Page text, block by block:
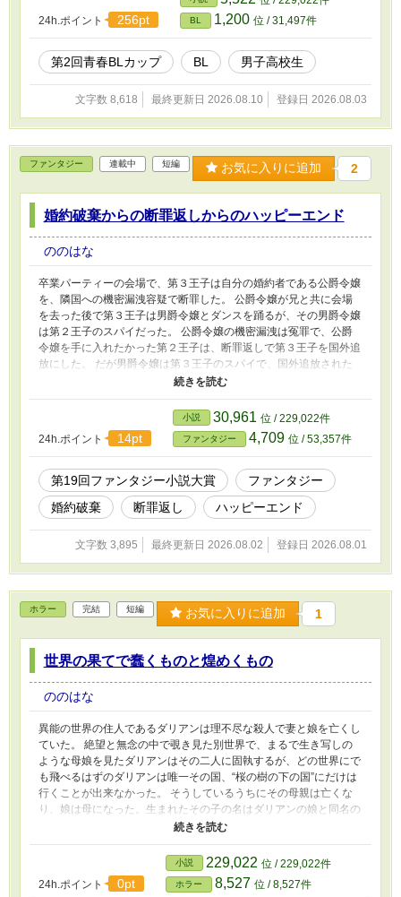
んだり、幼馴染みから思わぬ告白をされたり、過去の縫いぐるみ時
代を知る女子の先輩に突撃されたりしながらも、男子高校生らしい
日々を過ごす。 そうした中でアリスの方にも変化が現れ、主人公
とアリスは勘違いしたりすれ違ったりして急接近していく。
24h.ポイント 256pt BL 1,200 位 / 31,497件
第2回青春BLカップ BL 男子高校生
文字数 8,618 最終更新日 2026.08.10 登録日 2026.08.03
ファンタジー 連載中 短編 お気に入りに追加 2
婚約破棄からの断罪返しからのハッピーエンド
ののはな
卒業パーティーの会場で、第３王子は自分の婚約者である公爵令嬢
を、隣国への機密漏洩容疑で断罪した。 公爵令嬢が兄と共に会場
を去った後で第３王子は男爵令嬢とダンスを踊るが、その男爵令嬢
は第２王子のスパイだった。 公爵令嬢の機密漏洩は冤罪で、公爵
令嬢を手に入れたかった第２王子は、断罪返しで第３王子を国外追
放にした。 だが男爵令嬢は第３王子のスパイで、国外追放された
第３王子と相思相愛の公爵令嬢の二人はアブナイ第２王子から逃げ
現れたのは、事故死したはずの第１王子だった。
24h.ポイント 14pt
小説 30,961 位 / 229,022件
ファンタジー 4,709 位 / 53,357件
第19回ファンタジー小説大賞
ファンタジー
婚約破棄
断罪返し ハッピーエンド
文字数 3,895 最終更新日 2026.08.02 登録日 2026.08.01
ホラー 完結 短編 お気に入りに追加 1
世界の果てで蠢くものと煌めくもの
ののはな
異能の世界の住人であるダリアンは理不尽な殺人で妻と娘を亡くし
ていた。 絶望と無念の中で覗き見た別世界で、まるで生き写しの
ような母娘を見たダリアンはその二人に固執するが、どの世界にで
も飛べるはずのダリアンは唯一その国、“桜の樹の下の国”にだけは
行くことが出来なかった。 そうしているうちにその母親は亡くな
り、娘は母になった。生まれたその子の名はダリアンの娘と同名の
セシルで、セシルはより一層ダリアンの娘に似ていた。 ある日、
に入れるために動き出した。 突然発生した黒い靄を操って異世界
に干渉し始めたダリアンは、桜の樹の下の国を壊してセシルを手に
入れようとする。
24h.ポイント 0pt
小説 229,022 位 / 229,022件
ホラー 8,527 位 / 8,527件